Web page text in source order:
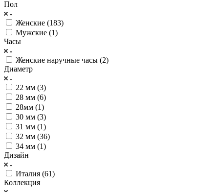
Пол
Женские (183)
Мужские (1)
Часы
Женские наручные часы (2)
Диаметр
22 мм (3)
28 мм (6)
28мм (1)
30 мм (3)
31 мм (1)
32 мм (36)
34 мм (1)
Дизайн
Италия (61)
Коллекция